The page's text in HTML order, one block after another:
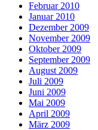
Februar 2010
Januar 2010
Dezember 2009
November 2009
Oktober 2009
September 2009
August 2009
Juli 2009
Juni 2009
Mai 2009
April 2009
März 2009